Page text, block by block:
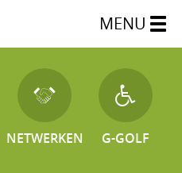
MENU
NETWERKEN G-GOLF